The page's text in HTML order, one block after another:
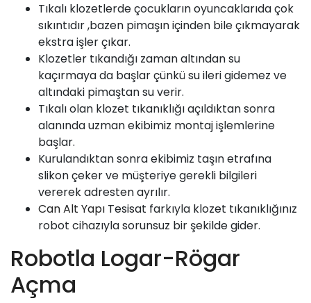
Tıkalı klozetlerde çocukların oyuncaklarıda çok
sıkıntıdır ,bazen pimaşın içinden bile çıkmayarak
ekstra işler çıkar.
Klozetler tıkandığı zaman altından su
kaçırmaya da başlar çünkü su ileri gidemez ve
altındaki pimaştan su verir.
Tıkalı olan klozet tıkanıklığı açıldıktan sonra
alanında uzman ekibimiz montaj işlemlerine
başlar.
Kurulandıktan sonra ekibimiz taşın etrafına
slikon çeker ve müşteriye gerekli bilgileri
vererek adresten ayrılır.
Can Alt Yapı Tesisat farkıyla klozet tıkanıklığınız
robot cihazıyla sorunsuz bir şekilde gider.
Robotla Logar-Rögar
Açma